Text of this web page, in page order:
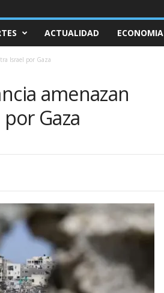
ACTUALIDAD ECONOMIA
Israel por Gaza
amenazan
Gaza